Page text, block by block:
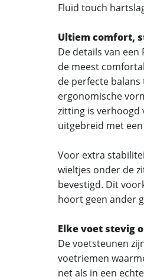
Fluid touch
Ultiem comfort,
De details van
de meest
de perfecte
ergonomische
zitting is
uitgebreid met
Voor extra
wieltjes onder de
bevestigd. Dit
hoort geen ander
Elke voet stevig
De voetsteunen
voetriemen
net als in een